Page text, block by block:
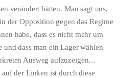
verändert hätten. Man sagt uns,
der Opposition gegen das Regime
habe, dass es nicht mehr um
und dass man ein Lager wählen
Ausweg aufzuzeigen…
auf der Linken ist durch diese